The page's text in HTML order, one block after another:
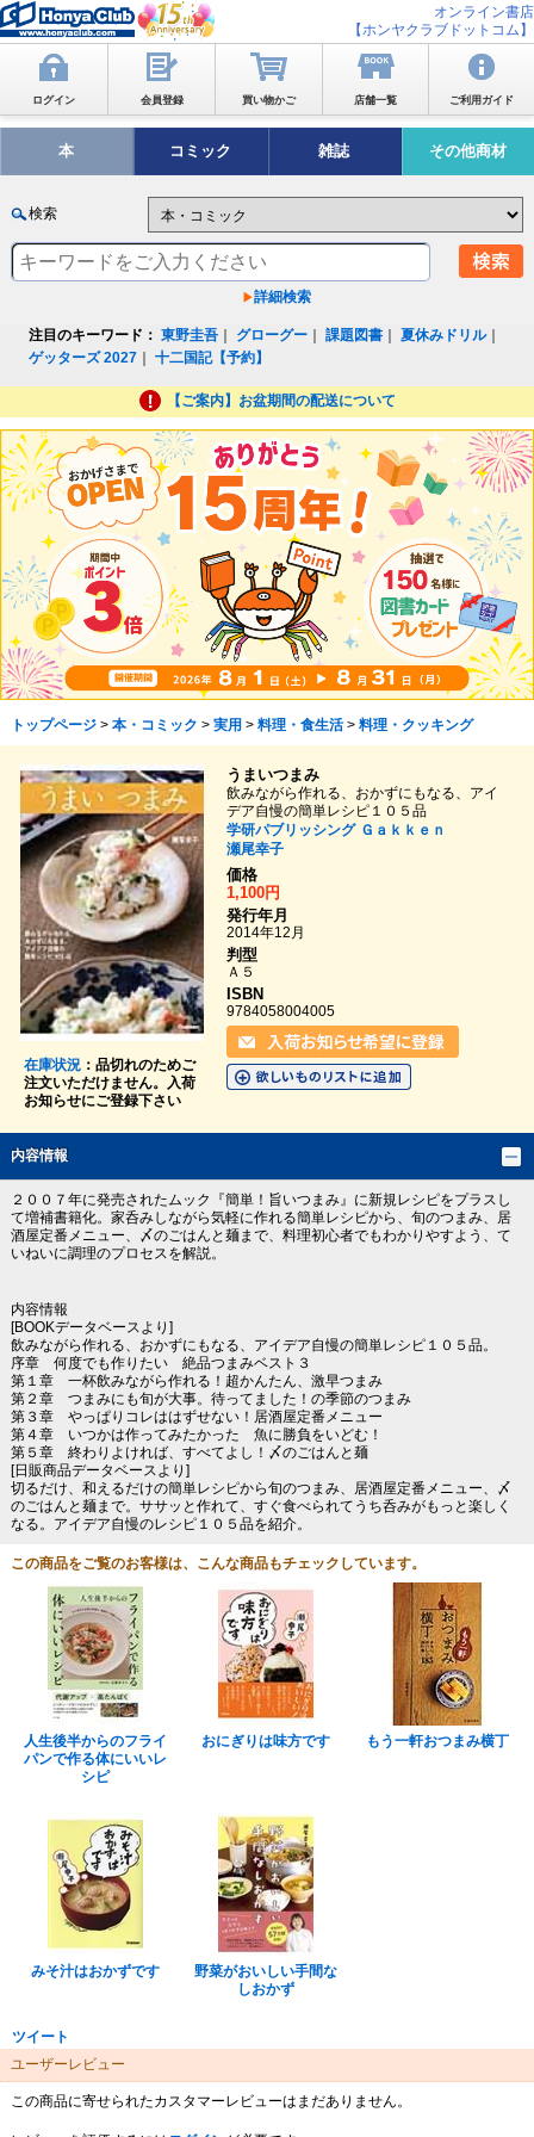
オンライン書店
【ホンヤクラブドットコム】
ログイン 会員登録 買い物かご 店舗一覧 ご利用ガイド
本 コミック 雑誌 その他商材
検索
詳細検索
注目のキーワード： 東野圭吾 グローグー ｜課題図書 ｜夏休みドリル｜
ゲッターズ 2027 ｜十二国記【予約】
【ご案内】お盆期間の配送について
トップページ> 本・コミック > 実用 > 料理・食生活> 料理・クッキング
在庫状況：品切れのためご
注文いただけません。入荷
お知らせにご登録下さい
うまいつまみ
飲みながら作れる、おかずにもなる、アイ
デア自慢の簡単レシピ１０５品
学研パブリッシング Ｇａｋｋｅｎ
瀬尾幸子
価格
1,100円
発行年月
2014年12月
判型
Ａ５
ISBN
9784058004005
内容情報
２００７年に発売されたムック『簡単！旨いつまみ』に新規レシピをプラスし
て増補書籍化。家呑みしながら気軽に作れる簡単レシピから、旬のつまみ、居
酒屋定番メニュー、〆のごはんと麺まで、料理初心者でもわかりやすよう、て
いねいに調理のプロセスを解説。
内容情報
[BOOKデータベースより]
飲みながら作れる、おかずにもなる、アイデア自慢の簡単レシピ１０５品。
序章 何度でも作りたい 絶品つまみベスト３
第１章 一杯飲みながら作れる！超かんたん、激早つまみ
第２章 つまみにも旬が大事。待ってました！の季節のつまみ
第３章 やっぱりコレははずせない！居酒屋定番メニュー
第４章 いつかは作ってみたかった 魚に勝負をいどむ！
第５章 終わりよければ、すべてよし！〆のごはんと麺
[日販商品データベースより]
切るだけ、和えるだけの簡単レシピから旬のつまみ、居酒屋定番メニュー、〆
のごはんと麺まで。ササッと作れて、すぐ食べられてうち呑みがもっと楽しく
なる。アイデア自慢のレシピ１０５品を紹介。
この商品をご覧のお客様は、こんな商品もチェックしています。
人生後半からのフライ
パンで作る体にいいレ
シピ
おにぎりは味方です もう一軒おつまみ横丁
みそ汁はおかずです
野菜がおいしい手間な
しおかず
ツイート
ユーザーレビュー
この商品に寄せられたカスタマーレビューはまだありません。